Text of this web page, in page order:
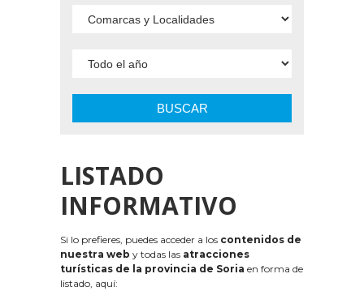
BUSCAR
LISTADO
INFORMATIVO
Si lo prefieres, puedes acceder a los contenidos de
nuestra web y todas las atracciones
turísticas de la provincia de Soria en forma de
listado, aquí: